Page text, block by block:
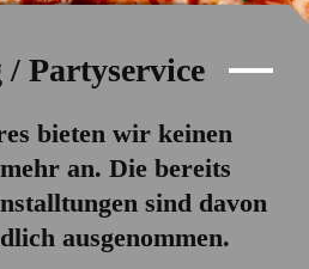
Partyservice
bieten wir keinen
an. Die bereits
sind davon
ausgenommen.